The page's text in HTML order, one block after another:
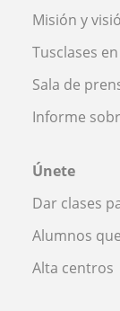
Misión y
Tusclases
Sala de
Informe
Únete
Dar clases
Alumnos
Alta centros